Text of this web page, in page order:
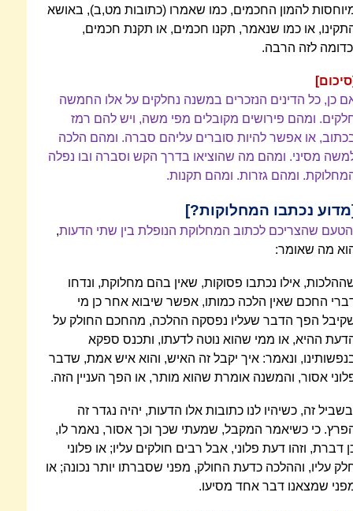
להמון החכמים, כמו שאמרו (כתובות מט,ב), באושא
או כמו שנאמר, תקנו חכמים, או תקנת חכמים,
לזה הרבה.
כן, כל הדינים הנזכרים במשנה נחלקים על אלו החמשה
ומהם פירושים מקובלים מפי משה, ויש להם רמז
או אפשר להיות סוברים עליהם סברה. ומהם הלכה
מסיני. ומהם מה שהוציאו בדרך הקש וסברה ובו נפלה
ומהם גזרות. ומהם תקנות.
נכתבו המחלוקות?]
שהצריכם לכתוב המחלוקת הנופלת בין שתי הדעות,
מה שאומר:
אילו נכתבו פסוקות, שאין בהם מחלוקת, ונדחו
החכם שאין הלכה כמותו, אפשר שיבוא אחר כן מי
הפך הדבר שעליו נפסקה ההלכה, מהחכם החולק על
ההיא, או ממי שהוא נוטה לדעתו, ותכנס ספקא
ונאמר: איך יקבל זה האיש, והוא איש אמת, שדבר
אסור, והמשנה אומרת שהוא מותר, או הפך העניין הזה.
זה, כשיהיו לנו כתובות אלו הדעות, יהיה נגדר זה
כי כשיאמר המקבל, שמעתי שכך וכך אסור, נאמר לו,
דברת, וזהו דעת פלוני, אבל רבים חולקים עליו; או פלוני
עליו, וההלכה כדעת החולק, מפני שסברתו יותר נכונה; או
שמצאנו דבר אחד מסיעו.